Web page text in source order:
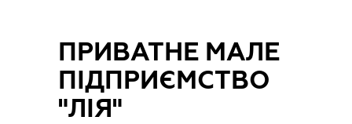
ПРИВАТНЕ МАЛЕ
ПІДПРИЄМСТВО
"ЛІЯ"